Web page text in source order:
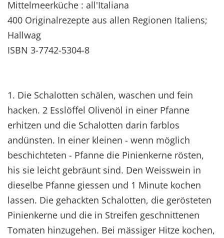
Mittelmeerküche : all'Italiana
400 Originalrezepte aus allen Regionen Italiens;
Hallwag
ISBN 3-7742-5304-8
1. Die Schalotten schälen, waschen und fein
hacken. 2 Esslöffel Olivenöl in einer Pfanne
erhitzen und die Schalotten darin farblos
andünsten. In einer kleinen - wenn möglich
beschichteten - Pfanne die Pinienkerne rösten,
his sie leicht gebräunt sind. Den Weisswein in
dieselbe Pfanne giessen und 1 Minute kochen
lassen. Die gehackten Schalotten, die gerösteten
Pinienkerne und die in Streifen geschnittenen
Tomaten hinzugehen. Bei mässiger Hitze kochen,